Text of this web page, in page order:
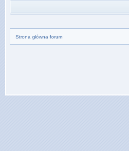
Strona główna forum